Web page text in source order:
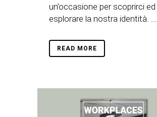
un’occasione per scoprirci ed
esplorare la nostra identità. ...
READ MORE